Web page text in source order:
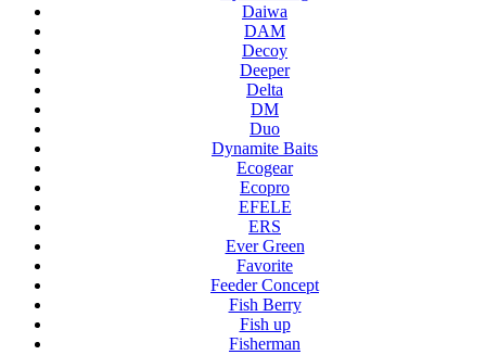
Daiwa
DAM
Decoy
Deeper
Delta
DM
Duo
Dynamite Baits
Ecogear
Ecopro
EFELE
ERS
Ever Green
Favorite
Feeder Concept
Fish Berry
Fish up
Fisherman